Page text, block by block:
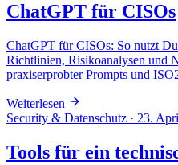
ChatGPT für CISOs
ChatGPT für CISOs: So nutzt
Richtlinien, Risikoanalysen und
praxiserprobter Prompts und
Weiterlesen
Security & Datenschutz · 23.
Tools für ein